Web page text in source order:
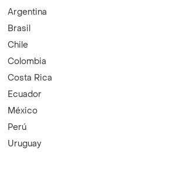
Argentina
Brasil
Chile
Colombia
Costa Rica
Ecuador
México
Perú
Uruguay